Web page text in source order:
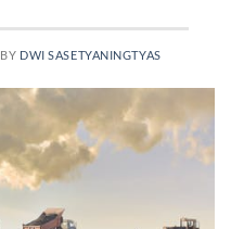
BY DWI SASETYANINGTYAS